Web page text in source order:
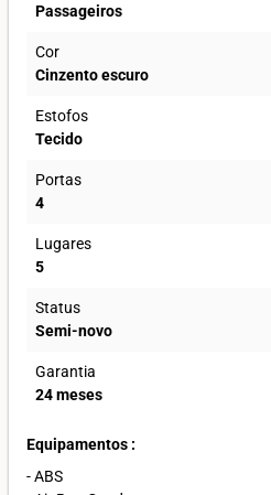
Passageiros
Cor
Cinzento escuro
Estofos
Tecido
Portas
4
Lugares
5
Status
Semi-novo
Garantia
24 meses
Equipamentos :
- ABS